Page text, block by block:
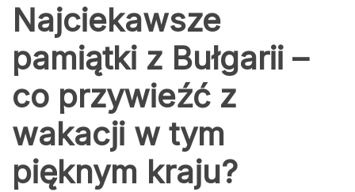
Najciekawsze
pamiątki z Bułgarii –
co przywieźć z
wakacji w tym
pięknym kraju?